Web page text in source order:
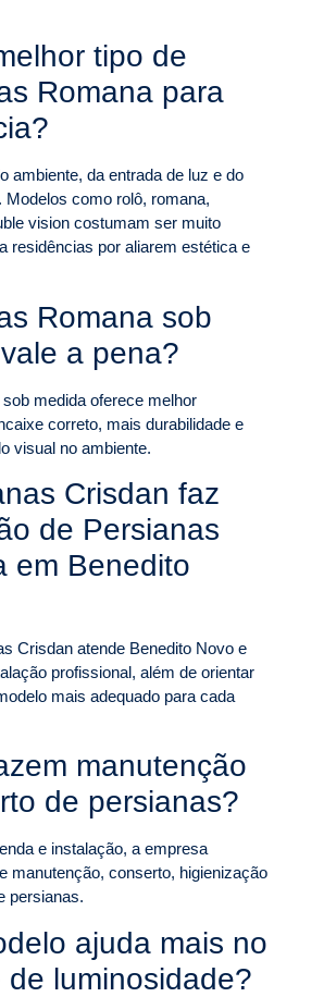
tipo de
Romana para
ambiente, da entrada de luz e do
Modelos como rolô, romana,
vision costumam ser muito
residências por aliarem estética e
Romana sob
a pena?
medida oferece melhor
correto, mais durabilidade e
visual no ambiente.
Crisdan faz
de Persianas
em Benedito
Crisdan atende Benedito Novo e
profissional, além de orientar
mais adequado para cada
manutenção
de persianas?
e instalação, a empresa
manutenção, conserto, higienização
persianas.
ajuda mais no
de luminosidade?